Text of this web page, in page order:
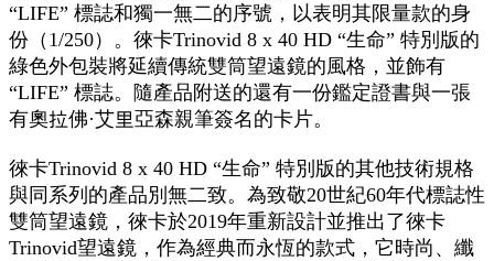
“LIFE” 標誌和獨一無二的序號，以表明其限量款的身
份（1/250）。徠卡Trinovid 8 x 40 HD “生命” 特別版的
綠色外包裝將延續傳統雙筒望遠鏡的風格，並飾有
“LIFE” 標誌。隨產品附送的還有一份鑑定證書與一張
有奧拉佛·艾里亞森親筆簽名的卡片。
徠卡Trinovid 8 x 40 HD “生命” 特別版的其他技術規格
與同系列的產品別無二致。為致敬20世紀60年代標誌性
雙筒望遠鏡，徠卡於2019年重新設計並推出了徠卡
Trinovid望遠鏡，作為經典而永恆的款式，它時尚、纖